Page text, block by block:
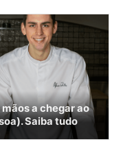
a chegar ao
Saiba tudo